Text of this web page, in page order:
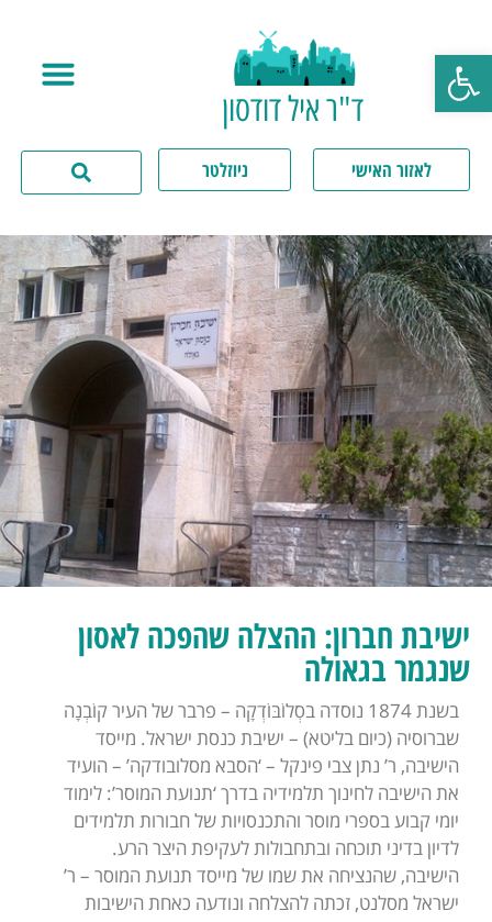
פתח סרגל נגישות
ד"ר איל דודסון
לאזור האישי ניוזלטר
ישיבת חברון: ההצלה שהפכה לאסון
שנגמר בגאולה
בשנת 1874 נוסדה בסְלוֹבּוֹדְקָה – פרבר של העיר קוֹבְנָה
שברוסיה (כיום בליטא) – ישיבת כנסת ישראל. מייסד
הישיבה, ר’ נתן צבי פינקל – ‘הסבא מסלובודקה’ – הועיד
את הישיבה לחינוך תלמידיה בדרך ‘תנועת המוסר’: לימוד
יומי קבוע בספרי מוסר והתכנסויות של חבורות תלמידים
לדיון בדיני תוכחה ובתחבולות לעקיפת היצר הרע.
הישיבה, שהנציחה את שמו של מייסד תנועת המוסר – ר’
ישראל מסלנט, זכתה להצלחה ונודעה כאחת הישיבות